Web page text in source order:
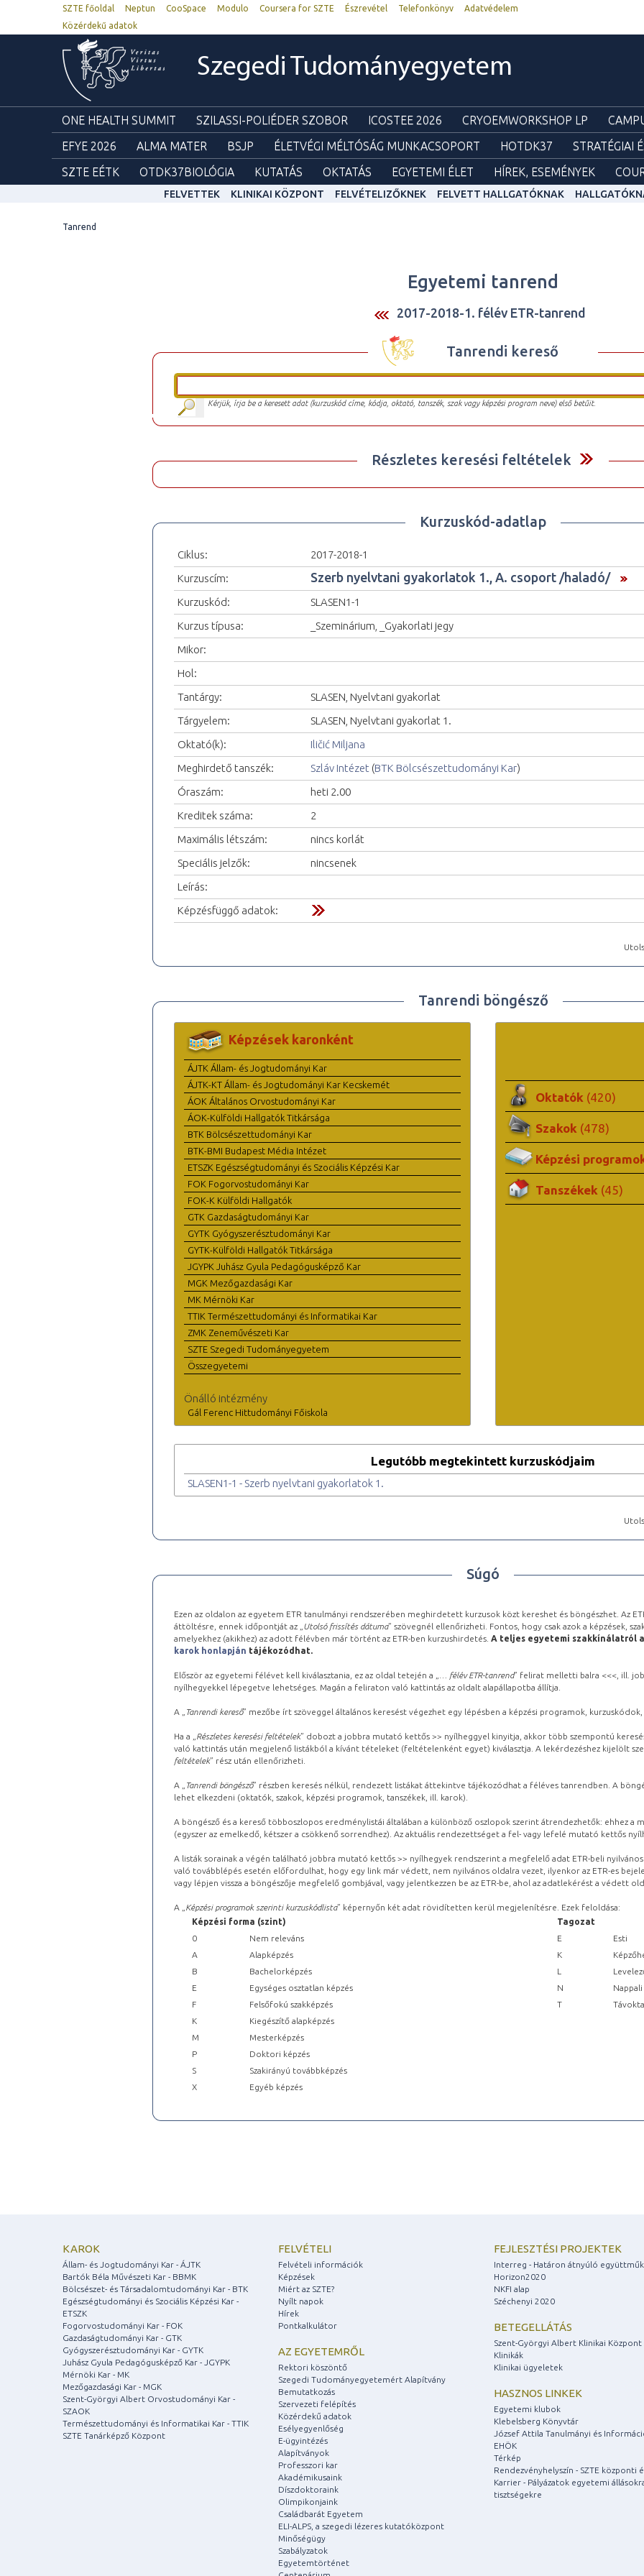
SZTE főoldal Neptun CooSpace Modulo Coursera for SZTE Észrevétel Telefonkönyv
Adatvédelem
Közérdekű adatok
Szegedi Tudományegyetem
ONE HEALTH SUMMIT SZILASSI-POLIÉDER SZOBOR ICOSTEE 2026 CRYOEMWORKSHOP LP
EFYE 2026
ALMA MATER BSJP ÉLETVÉGI MÉLTÓSÁG MUNKACSOPORT HOTDK37 STRATÉGIAI
SZTE EÉTK
OTDK37BIOLÓGIA KUTATÁS OKTATÁS EGYETEMI ÉLET HÍREK, ESEMÉNYEK
FELVETTEK KLINIKAI KÖZPONT FELVÉTELIZŐKNEK FELVETT HALLGATÓKNAK
Tanrend
Egyetemi tanrend
2017-2018-1. félév ETR-tanrend
Tanrendi kereső
Kérjük, írja be a keresett adat (kurzuskód címe, kódja, oktató, tanszék, szak vagy képzési program neve) első betűit.
Részletes keresési feltételek
Kurzuskód-adatlap
Ciklus:
2017-2018-1
Kurzuscím:
Szerb nyelvtani gyakorlatok 1., A. csoport /haladó/
Kurzuskód:
SLASEN1-1
Kurzus típusa:
_Szeminárium, _Gyakorlati jegy
Mikor:
Hol:
Tantárgy:
SLASEN, Nyelvtani gyakorlat
Tárgyelem:
SLASEN, Nyelvtani gyakorlat 1.
Oktató(k):
Iličić Miljana
Meghirdető tanszék:
Szláv Intézet (BTK Bölcsészettudományi Kar)
Óraszám:
heti 2.00
Kreditek száma:
2
Maximális létszám:
nincs korlát
Speciális jelzők:
nincsenek
Leírás:
Képzésfüggő adatok:
Tanrendi böngésző
Képzések karonként
ÁJTK Állam- és Jogtudományi Kar
ÁJTK-KT Állam- és Jogtudományi Kar Kecskemét
ÁOK Általános Orvostudományi Kar
ÁOK-Külföldi Hallgatók Titkársága
BTK Bölcsészettudományi Kar
BTK-BMI Budapest Média Intézet
ETSZK Egészségtudományi és Szociális Képzési Kar
FOK Fogorvostudományi Kar
FOK-K Külföldi Hallgatók
GTK Gazdaságtudományi Kar
GYTK Gyógyszerésztudományi Kar
GYTK-Külföldi Hallgatók Titkársága
JGYPK Juhász Gyula Pedagógusképző Kar
MGK Mezőgazdasági Kar
MK Mérnöki Kar
TTIK Természettudományi és Informatikai Kar
ZMK Zeneművészeti Kar
SZTE Szegedi Tudományegyetem
Összegyetemi
Önálló intézmény
Gál Ferenc Hittudományi Főiskola
Oktatók (420)
Szakok (478)
Képzési
Tanszékek (45)
Legutóbb megtekintett kurzuskódjaim
SLASEN1-1 - Szerb nyelvtani gyakorlatok 1.
Súgó
Ezen az oldalon az egyetem ETR tanulmányi rendszerében meghirdetett kurzusok közt kereshet és böngészhet. Az
áttöltésre, ennek időpontját az „ Utolsó frissítés dátuma” szövegnél ellenőrizheti. Fontos, hogy csak azok a képzések,
amelyekhez (akikhez) az adott félévben már történt az ETR-ben kurzushirdetés. A teljes egyetemi szakkínálatról a
karok honlapján tájékozódhat.
Először az egyetemi félévet kell kiválasztania, ez az oldal tetején a „ … félév ETR-tanrend” felirat melletti balra <<<, ill.
nyílhegyekkel lépegetve lehetséges. Magán a feliraton való kattintás az oldalt alapállapotba állítja.
A „ Tanrendi kereső” mezőbe írt szöveggel általános keresést végezhet egy lépésben a képzési programok,
Ha a „ Részletes keresési feltételek” dobozt a jobbra mutató kettős >> nyílheggyel kinyitja, akkor több szempontú
való kattintás után megjelenő listákból a kívánt tételeket (feltételenként egyet) kiválasztja. A lekérdezéshez kijelölt
feltételek” rész után ellenőrizheti.
A „ Tanrendi böngésző” részben keresés nélkül, rendezett listákat áttekintve tájékozódhat a féléves tanrendben. A
lehet elkezdeni (oktatók, szakok, képzési programok, tanszékek, ill. karok).
A böngésző és a kereső többoszlopos eredménylistái általában a különböző oszlopok szerint átrendezhetők: ehhez a
(egyszer az emelkedő, kétszer a csökkenő sorrendhez). Az aktuális rendezettséget a fel- vagy lefelé mutató kettős
A listák sorainak a végén található jobbra mutató kettős >> nyílhegyek rendszerint a megfelelő adat ETR-beli
való továbblépés esetén előfordulhat, hogy egy link már védett, nem nyilvános oldalra vezet, ilyenkor az ETR-es
vagy lépjen vissza a böngészője megfelelő gombjával, vagy jelentkezzen be az ETR-be, ahol az adatlekérést a védett
A „ Képzési programok szerinti kurzuskódlista” képernyőn két adat rövidítetten kerül megjelenítésre. Ezek feloldása:
Képzési forma (szint)
Tagozat
0
Nem releváns E
Esti
A
Alapképzés K
B
Bachelorképzés L
E
Egységes osztatlan képzés N
Nappali
F
Felsőfokú szakképzés T
K
Kiegészítő alapképzés
M
Mesterképzés
P
Doktori képzés
S
Szakirányú továbbképzés
X
Egyéb képzés
KAROK
Állam- és Jogtudományi Kar - ÁJTK
Bartók Béla Művészeti Kar - BBMK
Bölcsészet- és Társadalomtudományi Kar - BTK
Egészségtudományi és Szociális Képzési Kar -
ETSZK
Fogorvostudományi Kar - FOK
Gazdaságtudományi Kar - GTK
Gyógyszerésztudományi Kar - GYTK
Juhász Gyula Pedagógusképző Kar - JGYPK
Mérnöki Kar - MK
Mezőgazdasági Kar - MGK
Szent-Györgyi Albert Orvostudományi Kar -
SZAOK
Természettudományi és Informatikai Kar - TTIK
SZTE Tanárképző Központ
FELVÉTELI
Felvételi információk
Képzések
Miért az SZTE?
Nyílt napok
Hírek
Pontkalkulátor
AZ EGYETEMRŐL
Rektori köszöntő
Szegedi Tudományegyetemért Alapítvány
Bemutatkozás
Szervezeti felépítés
Közérdekű adatok
Esélyegyenlőség
E-ügyintézés
Alapítványok
Professzori kar
Akadémikusaink
Díszdoktoraink
Olimpikonjaink
Családbarát Egyetem
ELI-ALPS, a szegedi lézeres kutatóközpont
Minőségügy
Szabályzatok
Egyetemtörténet
FEJLESZTÉSI PROJEKTEK
Interreg - Határon átnyúló
Horizon2020
NKFI alap
Széchenyi 2020
BETEGELLÁTÁS
Szent-Györgyi Albert Klinikai Központ
Klinikák
Klinikai ügyeletek
HASZNOS LINKEK
Egyetemi klubok
Klebelsberg Könyvtár
József Attila Tanulmányi és
EHÖK
Térkép
Rendezvényhelyszín - SZTE központi
Karrier - Pályázatok egyetemi
tisztségekre